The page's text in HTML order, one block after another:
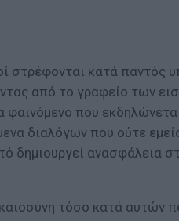
στρέφονται κατά παντός
από το γραφείο των
φαινόμενο που
διαλόγων που ούτε
δημιουργεί ανασφάλεια
τόσο κατά αυτών